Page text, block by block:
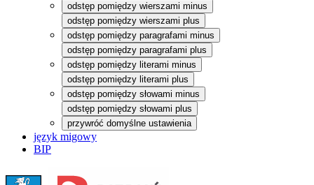
odstęp pomiędzy wierszami minus
odstęp pomiędzy wierszami plus
odstęp pomiędzy paragrafami minus
odstęp pomiędzy paragrafami plus
odstęp pomiędzy literami minus
odstęp pomiędzy literami plus
odstęp pomiędzy słowami minus
odstęp pomiędzy słowami plus
przywróć domyślne ustawienia
język migowy
BIP